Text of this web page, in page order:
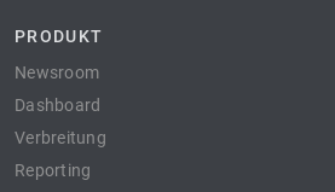
PRODUKT
Newsroom
Dashboard
Verbreitung
Reporting